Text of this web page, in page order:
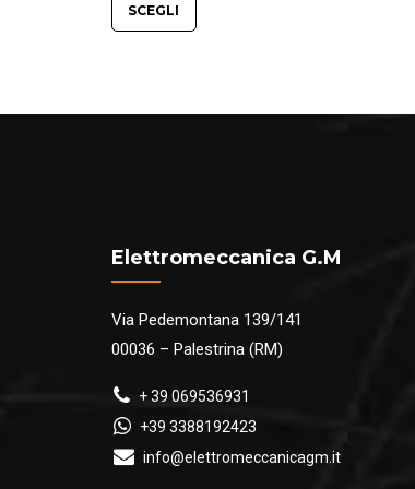
SCEGLI
Elettromeccanica G.M
Via Pedemontana 139/141
00036 – Palestrina (RM)
+ 39 069536931
+39 3388192423
info@elettromeccanicagm.it